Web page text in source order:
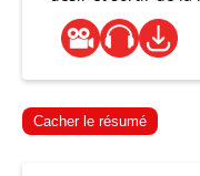
Cacher le résumé